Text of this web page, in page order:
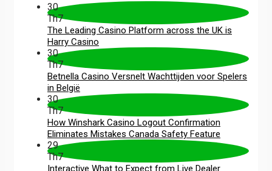
30
Th7
The Leading Casino Platform across the UK is
Harry Casino
30
Th7
Betnella Casino Versnelt Wachttijden voor Spelers
in België
30
Th7
How Winshark Casino Logout Confirmation
Eliminates Mistakes Canada Safety Feature
29
Th7
Interactive What to Expect from Live Dealer